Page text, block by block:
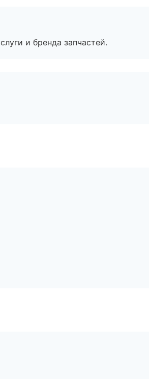
и бренда запчастей.